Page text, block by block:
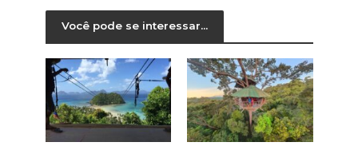
Você pode se interessar...